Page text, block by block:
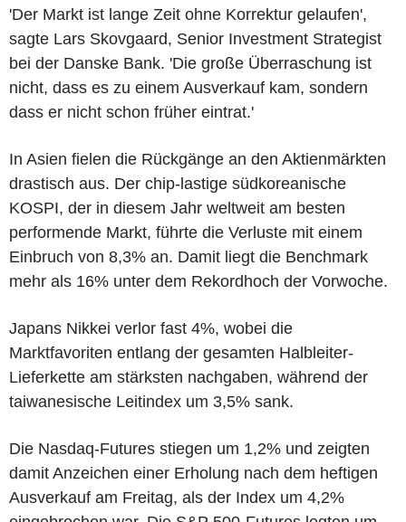
'Der Markt ist lange Zeit ohne Korrektur gelaufen',
sagte Lars Skovgaard, Senior Investment Strategist
bei der Danske Bank. 'Die große Überraschung ist
nicht, dass es zu einem Ausverkauf kam, sondern
dass er nicht schon früher eintrat.'
In Asien fielen die Rückgänge an den Aktienmärkten
drastisch aus. Der chip-lastige südkoreanische
KOSPI, der in diesem Jahr weltweit am besten
performende Markt, führte die Verluste mit einem
Einbruch von 8,3% an. Damit liegt die Benchmark
mehr als 16% unter dem Rekordhoch der Vorwoche.
Japans Nikkei verlor fast 4%, wobei die
Marktfavoriten entlang der gesamten Halbleiter-
Lieferkette am stärksten nachgaben, während der
taiwanesische Leitindex um 3,5% sank.
Die Nasdaq-Futures stiegen um 1,2% und zeigten
damit Anzeichen einer Erholung nach dem heftigen
Ausverkauf am Freitag, als der Index um 4,2%